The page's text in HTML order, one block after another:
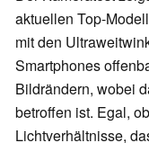
aktuellen Top-
mit den
Smartphones
Bildrändern, wobei
betroffen ist. Egal,
Lichtverhältnisse,